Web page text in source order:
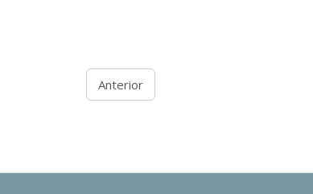
Anterior